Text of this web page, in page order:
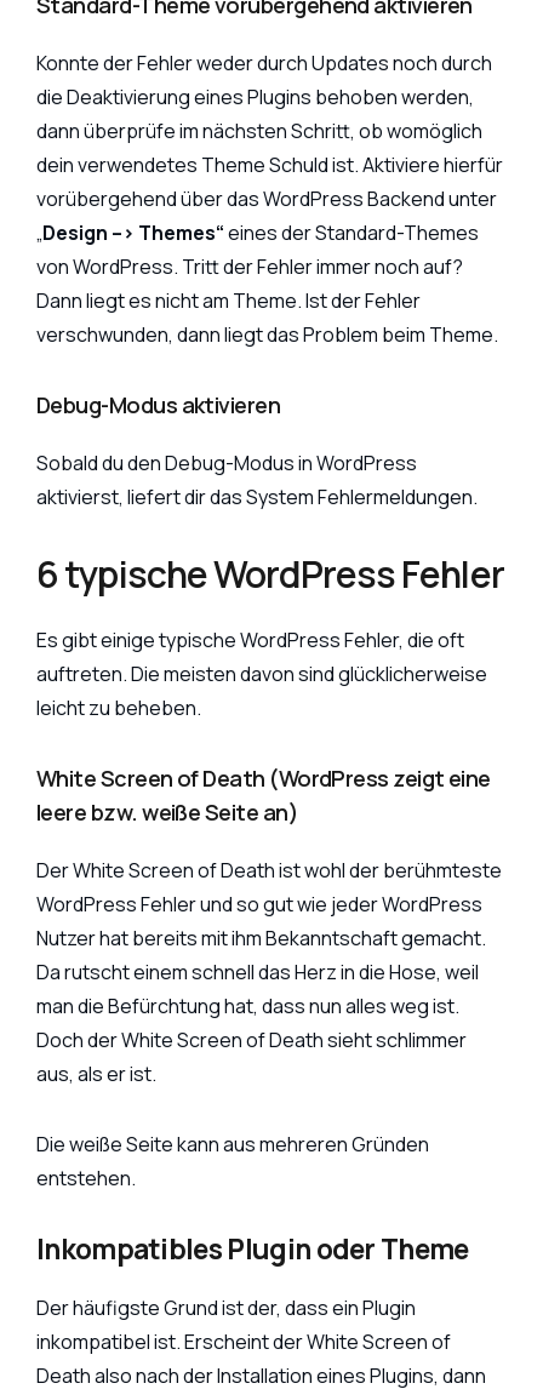
Konnte der Fehler weder durch Updates noch durch
die Deaktivierung eines Plugins behoben werden,
dann überprüfe im nächsten Schritt, ob womöglich
dein verwendetes Theme Schuld ist. Aktiviere hierfür
vorübergehend über das WordPress Backend unter
„Design –> Themes“eines der Standard-Themes
von WordPress. Tritt der Fehler immer noch auf?
Dann liegt es nicht am Theme. Ist der Fehler
verschwunden, dann liegt das Problem beim Theme.
Debug-Modus aktivieren
Sobald du den Debug-Modus in WordPress
aktivierst, liefert dir das System Fehlermeldungen.
6 typische WordPress Fehler
Es gibt einige typische WordPress Fehler, die oft
auftreten. Die meisten davon sind glücklicherweise
leicht zu beheben.
White Screen of Death (WordPress zeigt eine
leere bzw. weiße Seite an)
Der White Screen of Death ist wohl der berühmteste
WordPress Fehler und so gut wie jeder WordPress
Nutzer hat bereits mit ihm Bekanntschaft gemacht.
Da rutscht einem schnell das Herz in die Hose, weil
man die Befürchtung hat, dass nun alles weg ist.
Doch der White Screen of Death sieht schlimmer
aus, als er ist.
Die weiße Seite kann aus mehreren Gründen
entstehen.
Inkompatibles Plugin oder Theme
Der häufigste Grund ist der, dass ein Plugin
inkompatibel ist. Erscheint der White Screen of
Death also nach der Installation eines Plugins, dann